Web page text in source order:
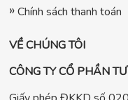
Chính sách thanh toán
VỀ CHÚNG TÔI
CÔNG TY CỔ PHẦN